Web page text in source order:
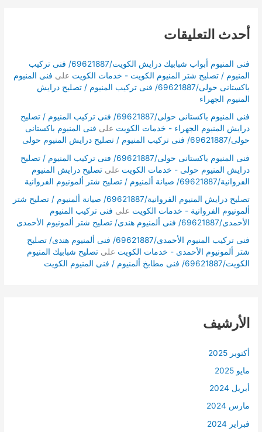
أحدث التعليقات
فنى المنيوم أبواب شبابيك درايش الكويت/69621887/ فنى تركيب
المنيوم / تصليح شتر المنيوم الكويت - خدمات الكويت على فنى المنيوم
باكستانى حولى/69621887/ فنى تركيب المنيوم / تصليح درايش
المنيوم الجهراء
فنى المنيوم باكستانى حولى/69621887/ فنى تركيب المنيوم / تصليح
درايش المنيوم الجهراء - خدمات الكويت على فنى المنيوم باكستانى
حولى/69621887/ فنى تركيب المنيوم / تصليح درايش المنيوم حولى
فنى المنيوم باكستانى حولى/69621887/ فنى تركيب المنيوم / تصليح
درايش المنيوم حولى - خدمات الكويت علىتصليح درايش المنيوم
الفروانية/69621887/ صيانة ألمنيوم / تصليح شتر ألمونيوم الفروانية
تصليح درايش المنيوم الفروانية/69621887/ صيانة ألمنيوم / تصليح شتر
ألمونيوم الفروانية - خدمات الكويت على فنى تركيب المنيوم
الأحمدى/69621887/ فنى ألمنيوم هندى/ تصليح شتر ألمونيوم الأحمدى
فنى تركيب المنيوم الأحمدى/69621887/ فنى ألمنيوم هندى/ تصليح
شتر ألمونيوم الأحمدى - خدمات الكويت علىتصليح شبابيك المنيوم
الكويت/69621887/ فنى مطابخ ألمنيوم / فنى المنيوم الكويت
الأرشيف
أكتوبر 2025
مايو 2025
أبريل 2024
مارس 2024
فبراير 2024